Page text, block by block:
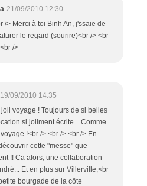
21/09/2010 12:30
/> Merci à toi Binh An, j'ssaie de
le regard (sourire)<br /> <br
/>
19/09/2010 14:35
voyage ! Toujours de si belles
si joliment écrite... Comme
!<br /> <br /> <br /> En
cette "messe" que
!! Ca alors, une collaboration
Et en plus sur Villerville,<br
bourgade de la côte